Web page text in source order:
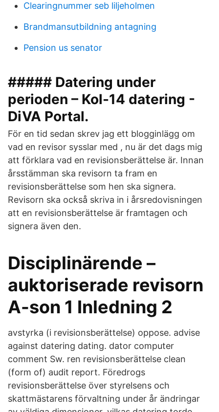
Clearingnummer seb liljeholmen
Brandmansutbildning antagning
Pension us senator
##### Datering under
perioden – Kol-14 datering -
DiVA Portal.
För en tid sedan skrev jag ett blogginlägg om
vad en revisor sysslar med , nu är det dags mig
att förklara vad en revisionsberättelse är. Innan
årsstämman ska revisorn ta fram en
revisionsberättelse som hen ska signera.
Revisorn ska också skriva in i årsredovisningen
att en revisionsberättelse är framtagen och
signera även den.
Disciplinärende –
auktoriserade revisorn
A-son 1 Inledning 2
avstyrka (i revisionsberättelse) oppose. advise
against datering dating. dator computer
comment Sw. ren revisionsberättelse clean
(form of) audit report. Föredrogs
revisionsberättelse över styrelsens och
skattmästarens förvaltning under år ändringar